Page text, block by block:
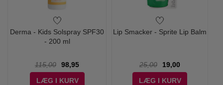
Derma - Kids Solspray SPF30
- 200 ml
115,00
98,95
LÆG I KURV
Lip Smacker - Sprite Lip Balm
25,00
19,00
LÆG I KURV